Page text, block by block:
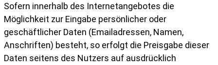
Sofern innerhalb des Internetangebotes die
Möglichkeit zur Eingabe persönlicher oder
geschäftlicher Daten (Emailadressen, Namen,
Anschriften) besteht, so erfolgt die Preisgabe dieser
Daten seitens des Nutzers auf ausdrücklich